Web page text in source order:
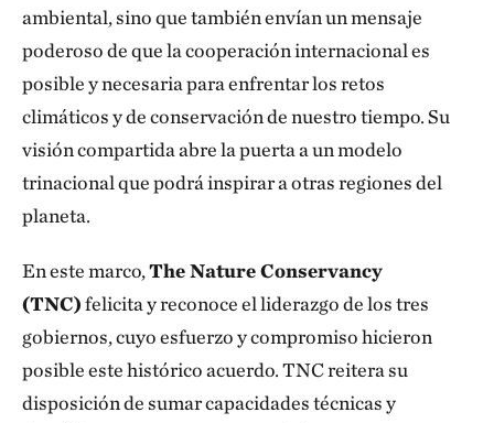
ambiental, sino que también envían un mensaje
poderoso de que la cooperación internacional es
posible y necesaria para enfrentar los retos
climáticos y de conservación de nuestro tiempo. Su
visión compartida abre la puerta a un modelo
trinacional que podrá inspirar a otras regiones del
planeta.
En este marco,The Nature Conservancy
(TNC)felicita y reconoce el liderazgo de los tres
gobiernos, cuyo esfuerzo y compromiso hicieron
posible este histórico acuerdo. TNC reitera su
disposición de sumar capacidades técnicas y